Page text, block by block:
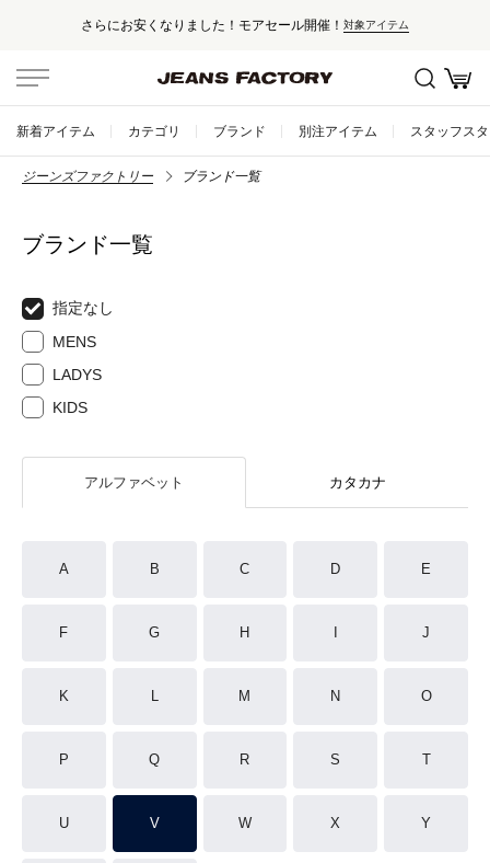
さらにお安くなりました！モアセール開催！ 対象アイテム
新着アイテム カテゴリ ブランド 別注アイテム スタッフス
ジーンズファクトリー ブランド一覧
ブランド一覧
指定なし
MENS
LADYS
KIDS
アルファベット カタカナ
A B C D E
F G H J
K L M N O
P Q R S T
U V W X Y